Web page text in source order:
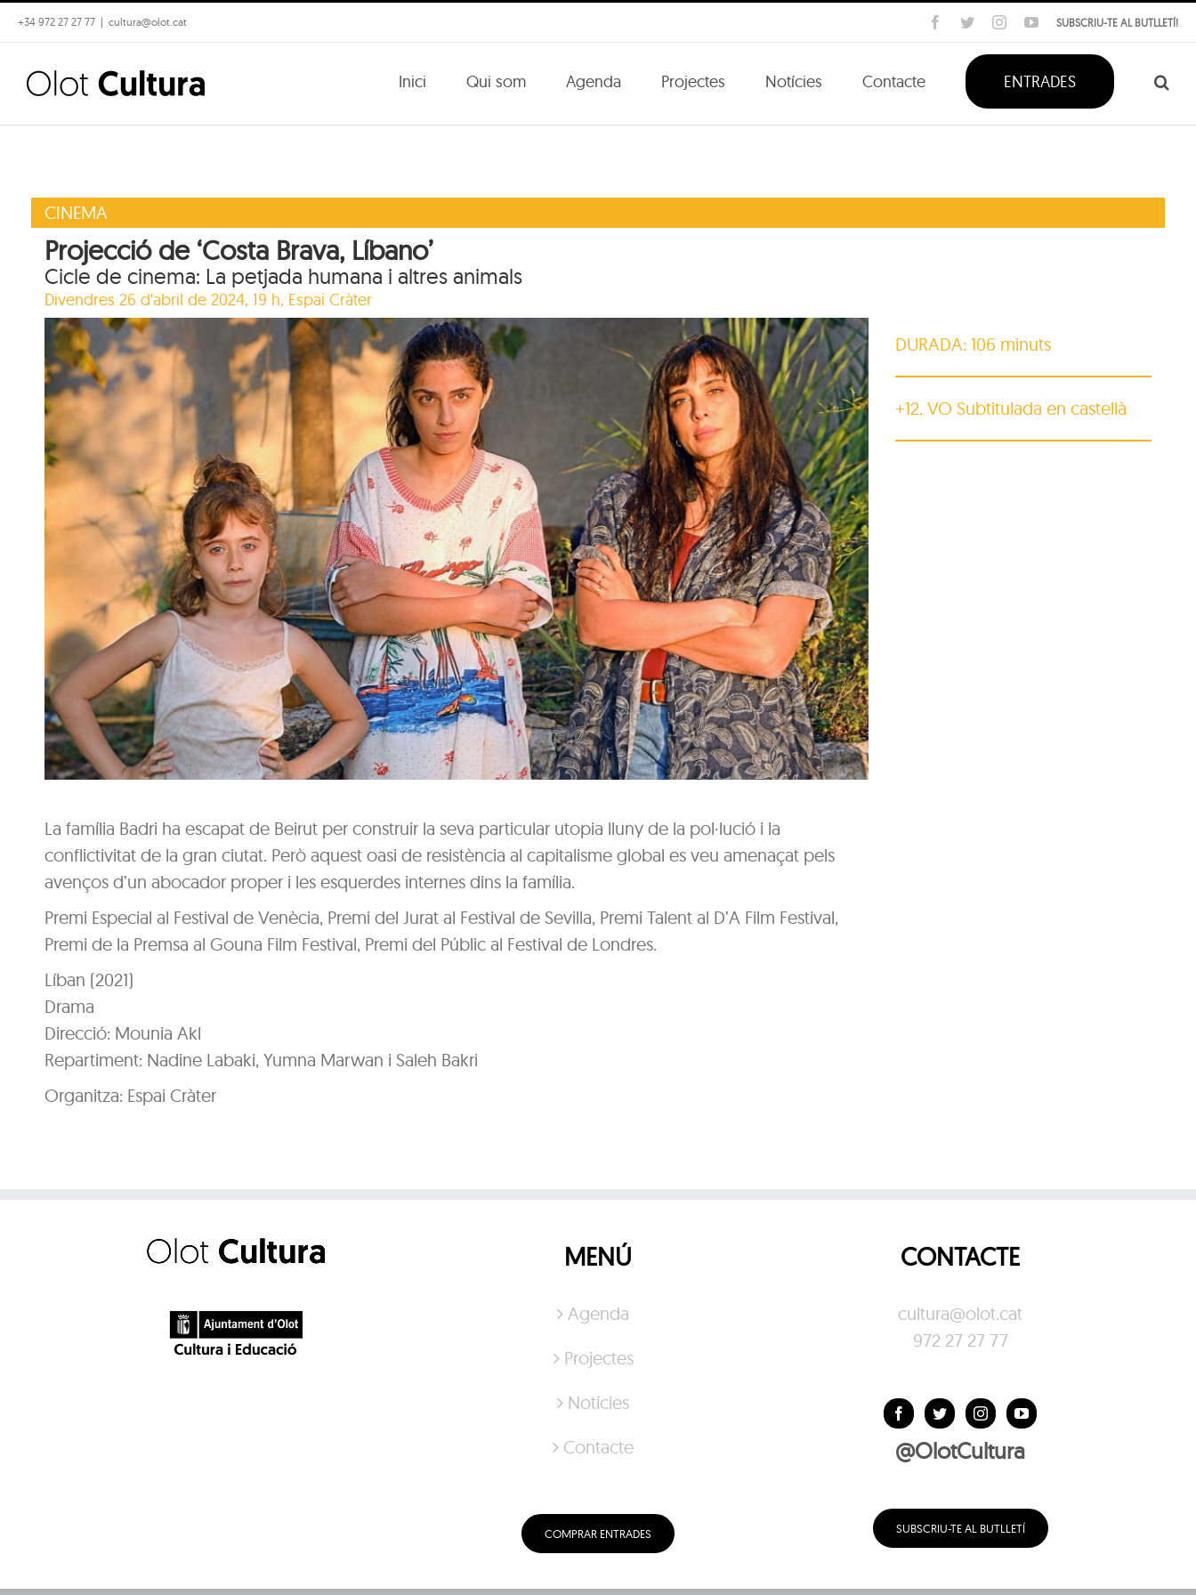
Skip
to
content
+34 972 27 27 77 | cultura@olot.cat SUBSCRIU-TE AL BUTLLETÍ!
Facebook
TwitterInstagramYouTube
Inici Qui som Agenda Projectes Notícies Contacte ENTRADES
CINEMA
Projecció de ‘Costa Brava, Líbano’
Cicle de cinema: La petjada humana i altres animals
Divendres 26 d'abril de 2024, 19 h, Espai Cràter
La família Badri ha escapat de Beirut per construir la seva particular utopia lluny de la pol·lució i la
conflictivitat de la gran ciutat. Però aquest oasi de resistència al capitalisme global es veu amenaçat pels
avenços d’un abocador proper i les esquerdes internes dins la família.
Premi Especial al Festival de Venècia, Premi del Jurat al Festival de Sevilla, Premi Talent al D’A Film Festival,
Premi de la Premsa al Gouna Film Festival, Premi del Públic al Festival de Londres.
Líban (2021)
Drama
Direcció: Mounia Akl
Repartiment: Nadine Labaki, Yumna Marwan i Saleh Bakri
Organitza: Espai Cràter
DURADA: 106 minuts
+12. VO Subtitulada en castellà
MENÚ
Agenda
Projectes
Notícies
Contacte
COMPRAR ENTRADES
CONTACTE
cultura@olot.cat
972 27 27 77
@OlotCultura
SUBSCRIU-TE AL BUTLLETÍ